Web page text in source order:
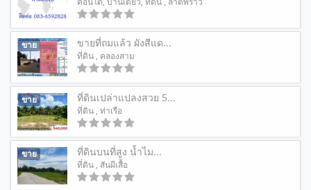
ขาย ขายที่ถมแล้ว ผังสีแด...
ที่ดิน, คลองสาม
ขาย ที่ดินเปล่าแปลงสวย 5...
ที่ดิน , ท่าเรือ
ขาย ที่ดินบนที่สูง น้ำไม...
ที่ดิน , สันผีเสื้อ